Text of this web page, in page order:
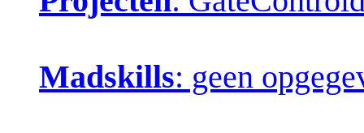
Madskills: geen